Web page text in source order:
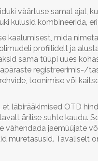
väärtuse samal ajal,
kulusid kombineerida,
kaalumisest, mida
profiilidelt ja
sama tüüpi uues
registreerimis-/
toonimise või
et läbirääkimised OTD
ärilise suhte kaudu.
vähendada jaemüüjate
muretasusid. Tavaliselt